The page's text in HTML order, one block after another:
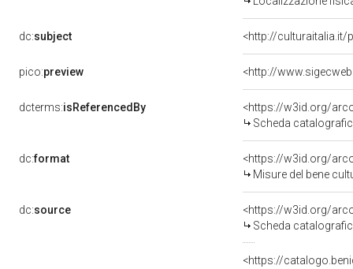
dc:subject <http://culturaitalia.it/
pico:preview <http://
dcterms:isReferencedBy
<https://w3id.org/
Scheda
dc:format
<https://w3id.org/
Misure del bene
dc:source
<https://w3id.org/
Scheda
<https://